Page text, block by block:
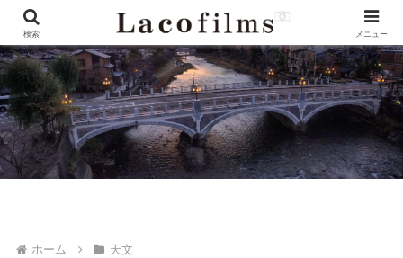
ホーム 天文
検索 メニュー